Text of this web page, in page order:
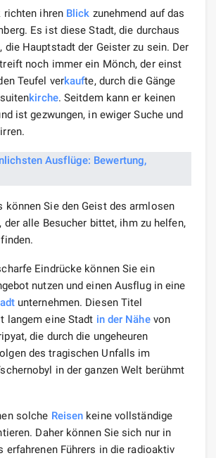
richten ihren Blick zunehmend auf das
Es ist diese Stadt, die durchaus
die Hauptstadt der Geister zu sein. Der
noch immer ein Mönch, der einst
Teufel verkaufte, durch die Gänge
kirche. Seitdem kann er keinen
ist gezwungen, in ewiger Suche und
können Sie den Geist des armlosen
der alle Besucher bittet, ihm zu helfen,
Eindrücke können Sie ein
nutzen und einen Ausflug in eine
unternehmen. Diesen Titel
langem eine Stadt in der Nähevon
die durch die ungeheuren
des tragischen Unfalls im
in der ganzen Welt berühmt
solche Reisen keine vollständige
Daher können Sie sich nur in
erfahrenen Führers in die radioaktiv